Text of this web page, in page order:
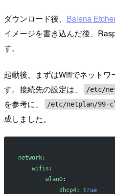
ダウンロード後、 Balena
イメージを書き込んだ後、
す。
起動後、まずはWifiでネットワ
す。接続先の設定は、
/etc/
を参考に、 /etc/netplan/99-
成しました。
network:
    wifis
:
        wlan0
:
            dhcp4
: true